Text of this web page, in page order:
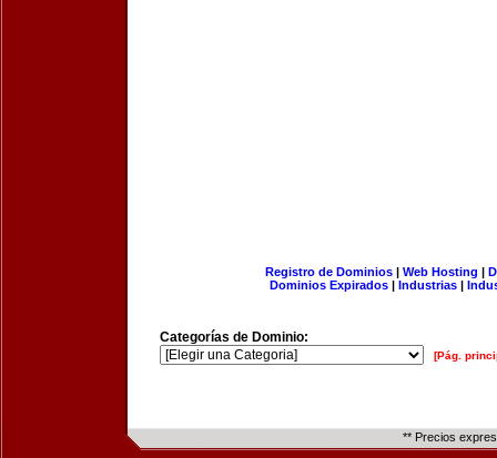
Registro de Dominios| Web Hosting |
Dominios Expirados | Industrias |
Categorías de Dominio:
[Pág.
** Precios